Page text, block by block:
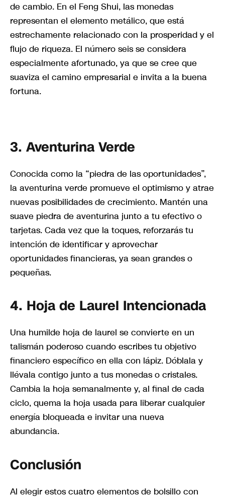
de cambio. En el Feng Shui, las monedas
representan el elemento metálico, que está
estrechamente relacionado con la prosperidad y el
flujo de riqueza. El número seis se considera
especialmente afortunado, ya que se cree que
suaviza el camino empresarial e invita a la buena
fortuna.
3. Aventurina Verde
Conocida como la “piedra de las oportunidades”,
la aventurina verde promueve el optimismo y atrae
nuevas posibilidades de crecimiento. Mantén una
suave piedra de aventurina junto a tu efectivo o
tarjetas. Cada vez que la toques, reforzarás tu
intención de identificar y aprovechar
oportunidades financieras, ya sean grandes o
pequeñas.
4. Hoja de Laurel Intencionada
Una humilde hoja de laurel se convierte en un
talismán poderoso cuando escribes tu objetivo
financiero específico en ella con lápiz. Dóblala y
llévala contigo junto a tus monedas o cristales.
Cambia la hoja semanalmente y, al final de cada
ciclo, quema la hoja usada para liberar cualquier
energía bloqueada e invitar una nueva
abundancia.
Conclusión
Al elegir estos cuatro elementos de bolsillo con